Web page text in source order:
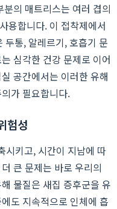
의 매트리스는 여러 겹의
용합니다. 이 접착제에서
두통, 알레르기, 호흡기 문
심각한 건강 문제로 이어
공간에서는 이러한 유해
가 필요합니다.
험성
시키고, 시간이 지남에 따
큰 문제는 바로 우리의
물질은 새집 증후군을 유
도 지속적으로 인체에 흡